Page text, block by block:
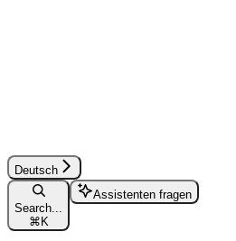
Deutsch
Search...
⌘ K
Assistenten fragen